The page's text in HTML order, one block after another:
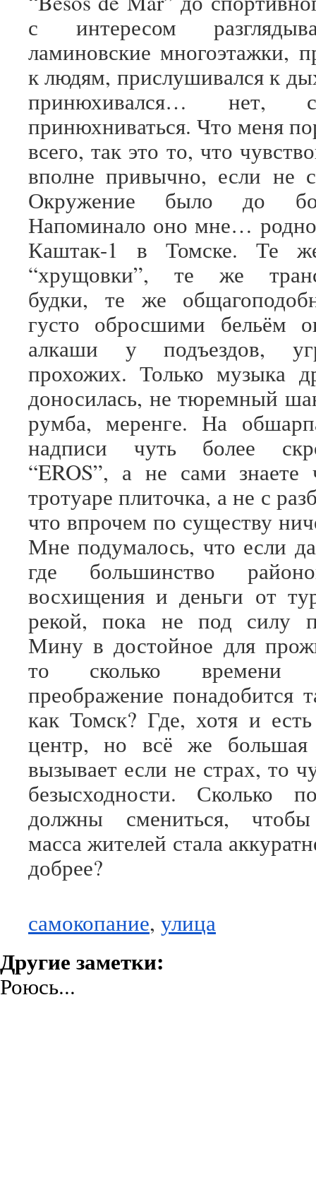
с интересом
ламиновские многоэтажки,
к людям, прислушивался к
принюхивался… нет,
принюхниваться. Что меня
всего, так это то, что
вполне привычно, если не
Окружение было до
Напоминало оно мне…
Каштак-1 в Томске. Те
“хрущовки”, те же
будки, те же
густо обросшими бельём
алкаши у подъездов,
прохожих. Только музыка
доносилась, не тюремный
румба, меренге. На
надписи чуть более
“EROS”, а не сами
тротуаре плиточка, а не с
что впрочем по существу
Мне подумалось, что если
где большинство
восхищения и деньги от
рекой, пока не под силу
Мину в достойное для
то сколько времени
преображение понадобится
как Томск? Где, хотя и
центр, но всё же большая
вызывает если не страх, то
безысходности. Сколько
должны смениться, чтобы
масса жителей стала
добрее?
самокопание, улица
Другие заметки:
Роюсь...